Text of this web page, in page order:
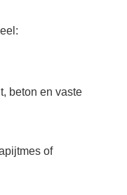
beton en vaste
of